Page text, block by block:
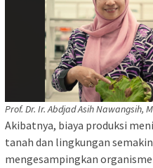
Prof. Dr. Ir. Abdjad Asih Nawangsih,
Akibatnya, biaya produksi
tanah dan lingkungan
mengesampingkan